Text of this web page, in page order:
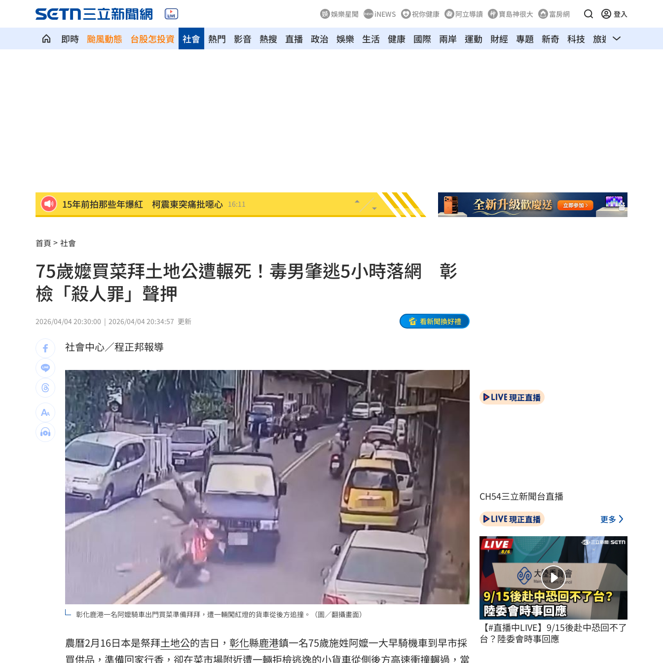
娛樂星聞 iNEWS 祝你健康 阿立導讀 寶島神很大 富房網 登入
即時 颱風動態 台股怎投資 熱門 影音 熱搜 直播 政治
社會 娛樂 生活 健康 國際 兩岸 運動 財經 專題 新奇 科技 旅遊 汽車
失蹤5個月！新竹男墜300米深谷…已成白骨 16:10
再槓演藝工會 池秋美、班鐵翔妻轟曹雨婷
NCC沒委員！白質疑1事爆爭執韓國瑜急勸架 16:04
台股高價股撐盤再現雙萬金 收斂守住季線
早餐店「1畫面」釣出始源朝聖 台粉傻了
過半台北人評725不成功 他：蔣萬安高山症
女律假買疫苗詐慈濟10億！主謀竟是無業男 15:59
胡瓜保險箱百萬現金消失 鬆口驚人內幕 15:59
上班遲到1分鐘被迫請假1hr 律師：已觸法 15:59
白海豚逼近「會發陸警」？氣象署最新說明 15:58
路邊長樹藤釀禍！騎士慘勾摔車「臉掛彩」
台中社宅文宣驚見中國國徽 林楚茵轟這句 15:52
台灣彩券開獎直播中 20:31
三立iNEWS新聞台線上直播 18:00
市場到酒場料理！可果美蕃茄醬創無限可能
父親節送會拉筋的按摩椅 爸爸「筋歡喜」 18:00
酷澎「爸氣父親節」國際官方品牌齊聚 11:00
首頁 社會
75歲嬤買菜拜土地公遭輾死！毒男肇逃5小時落網 彰
檢「殺人罪」聲押
2026/04/04 20:30:00 2026/04/04 20:34:57 更新 看新聞換好禮
社會中心／程正邦報導
彰化鹿港一名阿嬤騎車出門買菜準備拜拜，遭一輛闖紅燈的貨車從後方追撞。（圖／翻攝畫面）
農曆2月16日本是祭拜土地公的吉日， 彰化縣鹿港鎮一名75歲施姓阿嬤一大早騎機車到早市採
買供品，準備回家行香，卻在菜市場附近遭一輛拒檢逃逸的小貨車從側後方高速衝撞輾過，當
現正直播
CH54三立新聞台直播
現正直播 更多
【#直播中LIVE】9/15後赴中恐回不了
台？陸委會時事回應